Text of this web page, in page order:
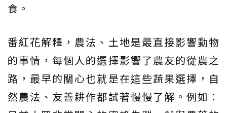
食。
番紅花解釋，農法、土地是最直接影響動物
的事情，每個人的選擇影響了農友的從農之
路，最早的關心也就是在這些蔬果選擇，自
然農法、友善耕作都試著慢慢了解。例如：